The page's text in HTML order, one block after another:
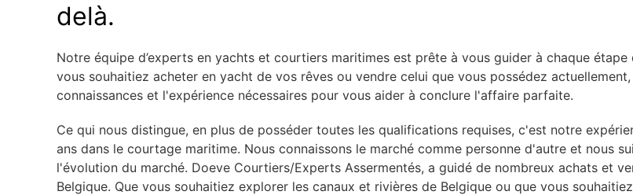
delà.
Notre équipe d’experts en yachts et courtiers maritimes est prête à vous guider à chaque étape
vous souhaitiez acheter en yacht de vos rêves ou vendre celui que vous possédez
connaissances et l'expérience nécessaires pour vous aider à conclure l'affaire parfaite.
Ce qui nous distingue, en plus de posséder toutes les qualifications requises, c'est notre
ans dans le courtage maritime. Nous connaissons le marché comme personne d'autre et nous
l'évolution du marché. Doeve Courtiers/Experts Assermentés, a guidé de nombreux achats et
Belgique. Que vous souhaitiez explorer les canaux et rivières de Belgique ou que vous